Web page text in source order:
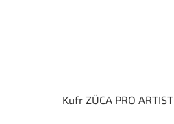
Kufr ZÜCA PRO